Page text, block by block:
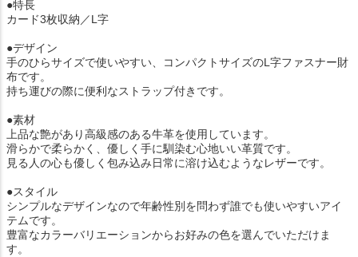
●特長
カード3枚収納／L字
●デザイン
手のひらサイズで使いやすい、コンパクトサイズのL字ファスナー財
布です。
持ち運びの際に便利なストラップ付きです。
●素材
上品な艶があり高級感のある牛革を使用しています。
滑らかで柔らかく、優しく手に馴染む心地いい革質です。
見る人の心も優しく包み込み日常に溶け込むようなレザーです。
●スタイル
シンプルなデザインなので年齢性別を問わず誰でも使いやすいアイ
テムです。
豊富なカラーバリエーションからお好みの色を選んでいただけま
す。